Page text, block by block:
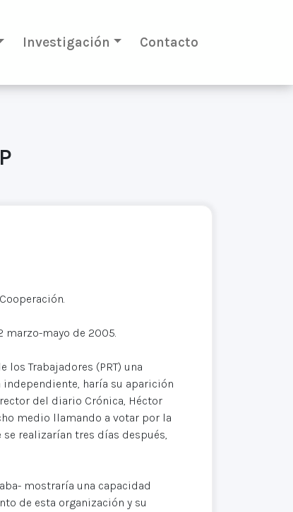
Investigación Contacto
marzo-mayo de 2005.
Trabajadores (PRT) una
haría su aparición
del diario Crónica, Héctor
medio llamando a votar por la
realizarían tres días después,
mostraría una capacidad
de esta organización y su